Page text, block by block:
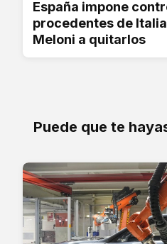
España impone
procedentes de
Meloni a quitarlos
Puede que te